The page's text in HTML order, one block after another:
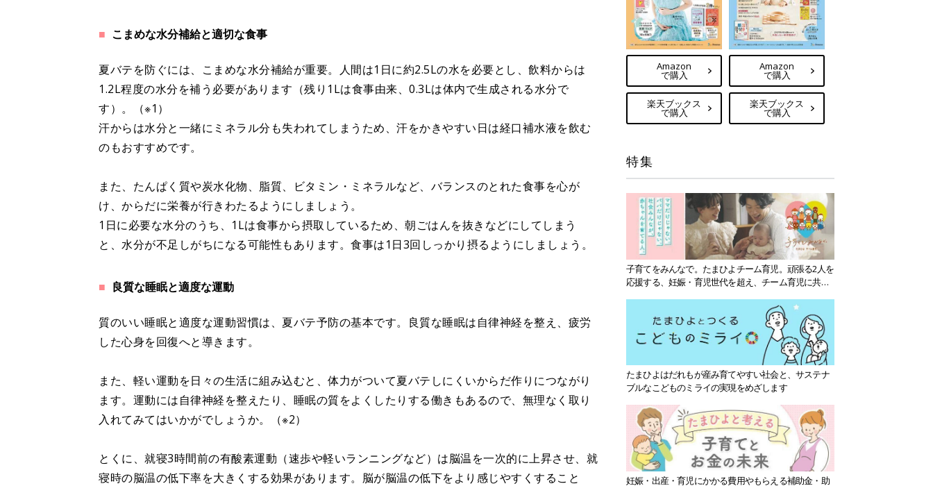
こまめな水分補給と適切な食事
夏バテを防ぐには、こまめな水分補給が重要。人間は1日に約2.5Lの水を必要とし、飲料からは
1.2L程度の水分を補う必要があります（残り1Lは食事由来、0.3Lは体内で生成される水分で
す）。（※1）
汗からは水分と一緒にミネラル分も失われてしまうため、汗をかきやすい日は経口補水液を飲む
のもおすすめです。
また、たんぱく質や炭水化物、脂質、ビタミン・ミネラルなど、バランスのとれた食事を心が
け、からだに栄養が行きわたるようにしましょう。
1日に必要な水分のうち、1Lは食事から摂取しているため、朝ごはんを抜きなどにしてしまう
と、水分が不足しがちになる可能性もあります。食事は1日3回しっかり摂るようにしましょう。
良質な睡眠と適度な運動
質のいい睡眠と適度な運動習慣は、夏バテ予防の基本です。良質な睡眠は自律神経を整え、疲労
した心身を回復へと導きます。
また、軽い運動を日々の生活に組み込むと、体力がついて夏バテしにくいからだ作りにつながり
ます。運動には自律神経を整えたり、睡眠の質をよくしたりする働きもあるので、無理なく取り
入れてみてはいかがでしょうか。（※2）
とくに、就寝3時間前の有酸素運動（速歩や軽いランニングなど）は脳温を一次的に上昇させ、就
寝時の脳温の低下率を大きくする効果があります。脳が脳温の低下をより感じやすくすること
Amazon
で購入
楽天ブックス
で購入
Amazon
で購入
楽天ブックス
で購入
特集
子育てをみんなで。たまひよチーム育児。頑張る2人を
応援する、妊娠・育児世代を超え、チーム育児に共感
たまひよはだれもが産み育てやすい社会と、サステナ
ブルなこどものミライの実現をめざします
妊娠・出産・育児にかかる費用やもらえる補助金・助